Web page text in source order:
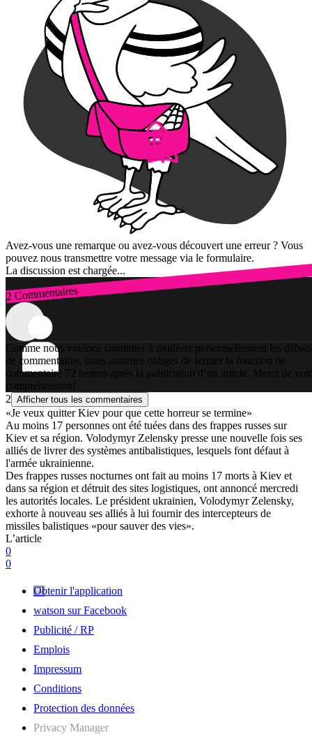
Avez-vous une remarque ou avez-vous découvert une erreur ? Vous
pouvez nous transmettre votre message via le formulaire.
La discussion est chargée...
2 Commentaires
Connexion
Comme nous voulons continuer à modérer personnellement les débats
de commentaires, nous sommes obligés de fermer la fonction de
commentaire 72 heures après la publication d’un article. Merci de
compréhension!
2 Afficher tous les commentaires
«Je veux quitter Kiev pour que cette horreur se termine»
Au moins 17 personnes ont été tuées dans des frappes russes sur
Kiev et sa région. Volodymyr Zelensky presse une nouvelle fois ses
alliés de livrer des systèmes antibalistiques, lesquels font défaut à
l'armée ukrainienne.
Des frappes russes nocturnes ont fait au moins 17 morts à Kiev et
dans sa région et détruit des sites logistiques, ont annoncé mercredi
les autorités locales. Le président ukrainien, Volodymyr Zelensky,
exhorte à nouveau ses alliés à lui fournir des intercepteurs de
missiles balistiques «pour sauver des vies».
L’article
0
0
Obtenir l'application
watson sur Facebook
Publicité / RP
Emplois
Impressum
Conditions
Protection des données
Privacy Manager